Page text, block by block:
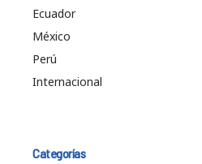
Ecuador
México
Perú
Internacional
Categorías